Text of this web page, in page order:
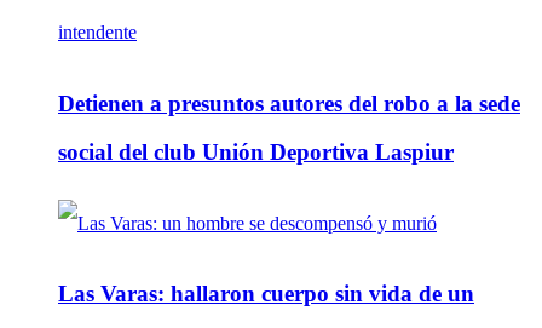
Detienen a presuntos autores del robo a la sede
social del club Unión Deportiva Laspiur
Las Varas: hallaron cuerpo sin vida de un